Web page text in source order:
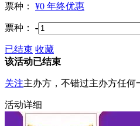
票种： ¥0 年终优惠
票种： -
已结束 收藏
该活动已结束
关注主办方，不错过主办方任何
活动详细